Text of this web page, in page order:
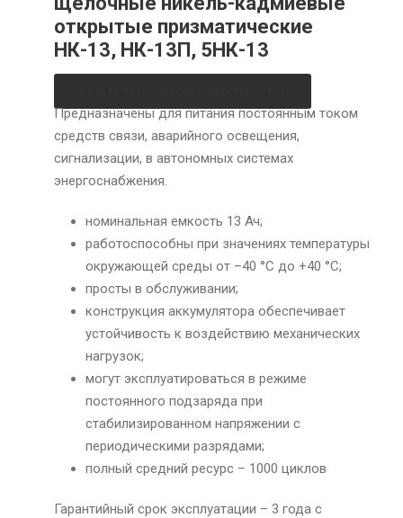
открытые призматические
НК-13, НК-13П, 5НК-13
Предназначены для питания постоянным током
средств связи, аварийного освещения,
сигнализации, в автономных системах
энергоснабжения.
номинальная емкость 13 Ач;
работоспособны при значениях температуры
окружающей среды от –40 °С до +40 °С;
просты в обслуживании;
конструкция аккумулятора обеспечивает
устойчивость к воздействию механических
нагрузок;
могут эксплуатироваться в режиме
постоянного подзаряда при
стабилизированном напряжении с
периодическими разрядами;
полный средний ресурс – 1000 циклов
Гарантийный срок эксплуатации – 3 года с